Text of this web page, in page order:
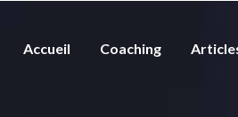
Accueil Coaching